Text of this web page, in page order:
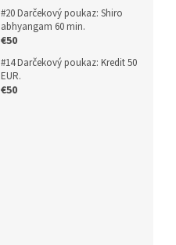
#20 Darčekový poukaz: Shiro
abhyangam 60 min.
€50
#14 Darčekový poukaz: Kredit 50
EUR.
€50